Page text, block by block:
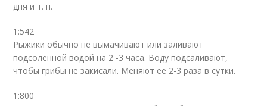
дня и т. п.
1:542
Рыжики обычно не вымачивают или заливают
подсоленной водой на 2 -3 часа. Воду подсаливают,
чтобы грибы не закисали. Меняют ее 2-3 раза в сутки.
1:800